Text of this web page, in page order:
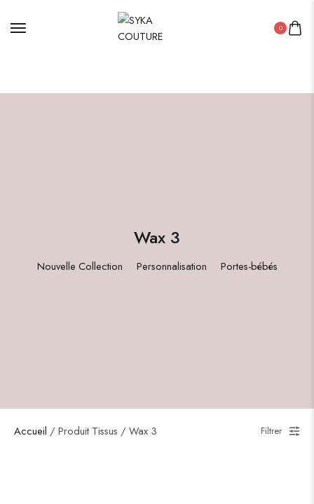
LIVRAISON GRATUITE DéS 100euros d'achat
0
Wax 3
Nouvelle Collection Personnalisation Portes-bébés
Accueil / Produit Tissus / Wax 3 Filtrer